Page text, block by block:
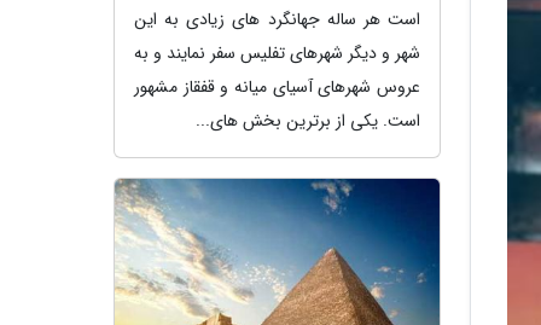
است هر ساله جهانگرد های زیادی به این
شهر و دیگر شهرهای تفلیس سفر نمایند و به
عروس شهرهای آسیای میانه و قفقاز مشهور
است. یکی از برترین بخش های...